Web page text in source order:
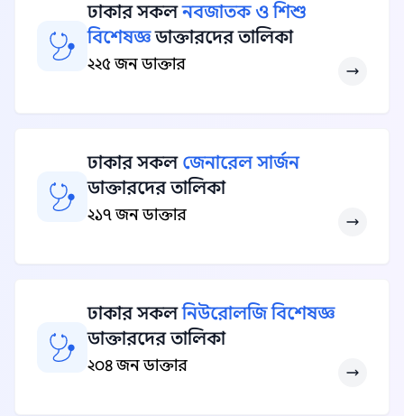
ঢাকার সকলনবজাতক ও শিশু
বিশেষজ্ঞডাক্তারদের তালিকা
২২৫ জন ডাক্তার
ঢাকার সকল জেনারেল সার্জন
ডাক্তারদের তালিকা
২১৭ জন ডাক্তার
ঢাকার সকলনিউরোলজি বিশেষজ্ঞ
ডাক্তারদের তালিকা
২০৪ জন ডাক্তার